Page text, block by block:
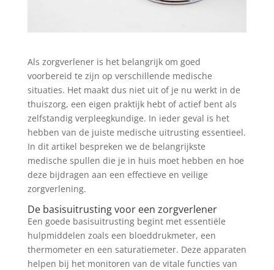
Als zorgverlener is het belangrijk om goed
voorbereid te zijn op verschillende medische
situaties. Het maakt dus niet uit of je nu werkt in de
thuiszorg, een eigen praktijk hebt of actief bent als
zelfstandig verpleegkundige. In ieder geval is het
hebben van de juiste medische uitrusting essentieel.
In dit artikel bespreken we de belangrijkste
medische spullen die je in huis moet hebben en hoe
deze bijdragen aan een effectieve en veilige
zorgverlening.
De basisuitrusting voor een zorgverlener
Een goede basisuitrusting begint met essentiële
hulpmiddelen zoals een bloeddrukmeter, een
thermometer en een saturatiemeter. Deze apparaten
helpen bij het monitoren van de vitale functies van